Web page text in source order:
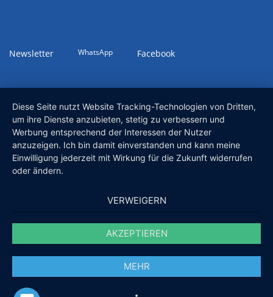
Newsletter WhatsApp Facebook
Diese Seite nutzt Website Tracking-Technologien von Dritten,
um ihre Dienste anzubieten, stetig zu verbessern und
Werbung entsprechend der Interessen der Nutzer
anzuzeigen. Ich bin damit einverstanden und kann meine
Einwilligung jederzeit mit Wirkung für die Zukunft widerrufen
oder ändern.
VERWEIGERN
AKZEPTIEREN
MEHR